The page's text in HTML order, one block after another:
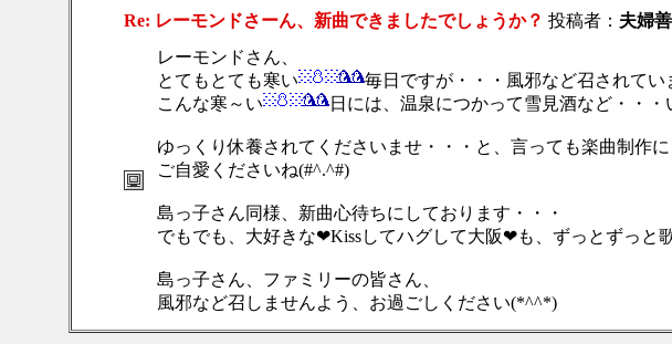
Re: レーモンドさーん、新曲できましたでしょうか？ 投稿者： 夫婦
レーモンドさん、
とてもとても寒い
毎日ですが・・・風邪など召されてい
こんな寒～い
日には、温泉につかって雪見酒など・・・
ゆっくり休養されてくださいませ・・・と、言っても楽曲制作
ご自愛くださいね(#^.^#)
島っ子さん同様、新曲心待ちにしております・・・
でもでも、大好きな❤Kissしてハグして大阪❤も、ずっとずっと
島っ子さん、ファミリーの皆さん、
風邪など召しませんよう、お過ごしください(*^^*)